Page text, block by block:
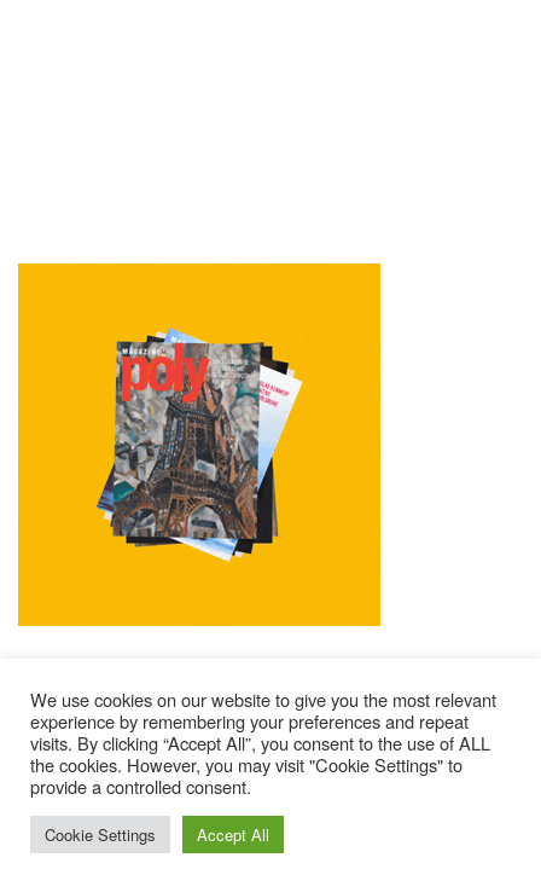
Mentions Légales Contacts
Où Trouver Poly ?
Lire Les Anciens N°
S’abonner À Poly
© 2025 – Magazine Poly – BKN
We use cookies on our website to give you the most relevant
experience by remembering your preferences and repeat
visits. By clicking “Accept All”, you consent to the use of ALL
the cookies. However, you may visit "Cookie Settings" to
provide a controlled consent.
Cookie Settings Accept All